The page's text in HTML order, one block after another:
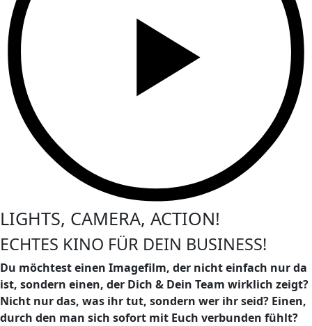
LIGHTS, CAMERA, ACTION!
ECHTES KINO FÜR DEIN BUSINESS!
Du möchtest einen Imagefilm, der nicht einfach nur da
ist, sondern einen, der Dich & Dein Team wirklich zeigt?
Nicht nur das, was ihr tut, sondern wer ihr seid? Einen,
durch den man sich sofort mit Euch verbunden fühlt?